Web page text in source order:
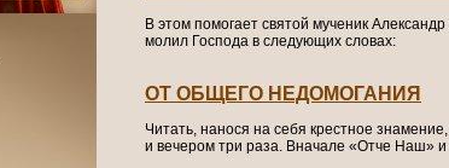
В этом помогает святой мученик
молил Господа в следующих словах:
ОТ ОБЩЕГО НЕДОМОГАНИЯ
Читать, нанося на себя крестное
и вечером три раза. Вначале «Отче Наш»